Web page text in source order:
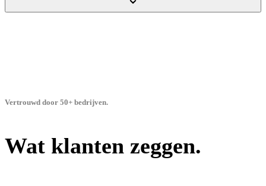
Wat klanten zeggen.
Vertrouwd door 50+ bedrijven.